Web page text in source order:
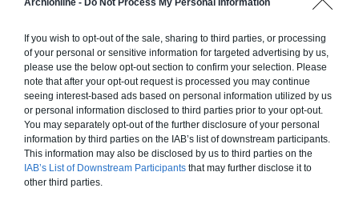
If you wish to opt-out of the sale, sharing to third parties, or processing
of your personal or sensitive information for targeted advertising by us,
please use the below opt-out section to confirm your selection. Please
note that after your opt-out request is processed you may continue
seeing interest-based ads based on personal information utilized by us
or personal information disclosed to third parties prior to your opt-out.
You may separately opt-out of the further disclosure of your personal
information by third parties on the IAB’s list of downstream participants.
This information may also be disclosed by us to third parties on the
IAB’s List of Downstream Participants that may further disclose it to
other third parties.
dernier s’assure que votre projet respecte à la fois vos
attentes et les contraintes légales. Il dessine les plans et vous
accompagne dans les démarches administratives, c’est
pourquoi il peut être utilequelle que soit la taille de votre
projet.
• Obtenir les autorisations nécessaires : avant de commencer
les travaux, il est indispensable de déposer une demande de
permis de construire ou une déclaration préalable de travaux
auprès de la mairie. Ces documents doivent inclure les plans